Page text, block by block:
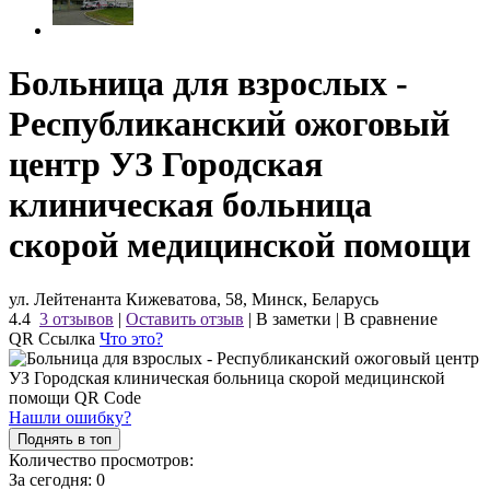
Больница для взрослых -
Республиканский ожоговый
центр УЗ Городская
клиническая больница
скорой медицинской помощи
ул. Лейтенанта Кижеватова, 58, Минск, Беларусь
4.4 3 отзывов | Оставить отзыв | В заметки | В сравнение
QR Ссылка Что это?
Нашли ошибку?
Поднять в топ
Количество просмотров:
За сегодня: 0